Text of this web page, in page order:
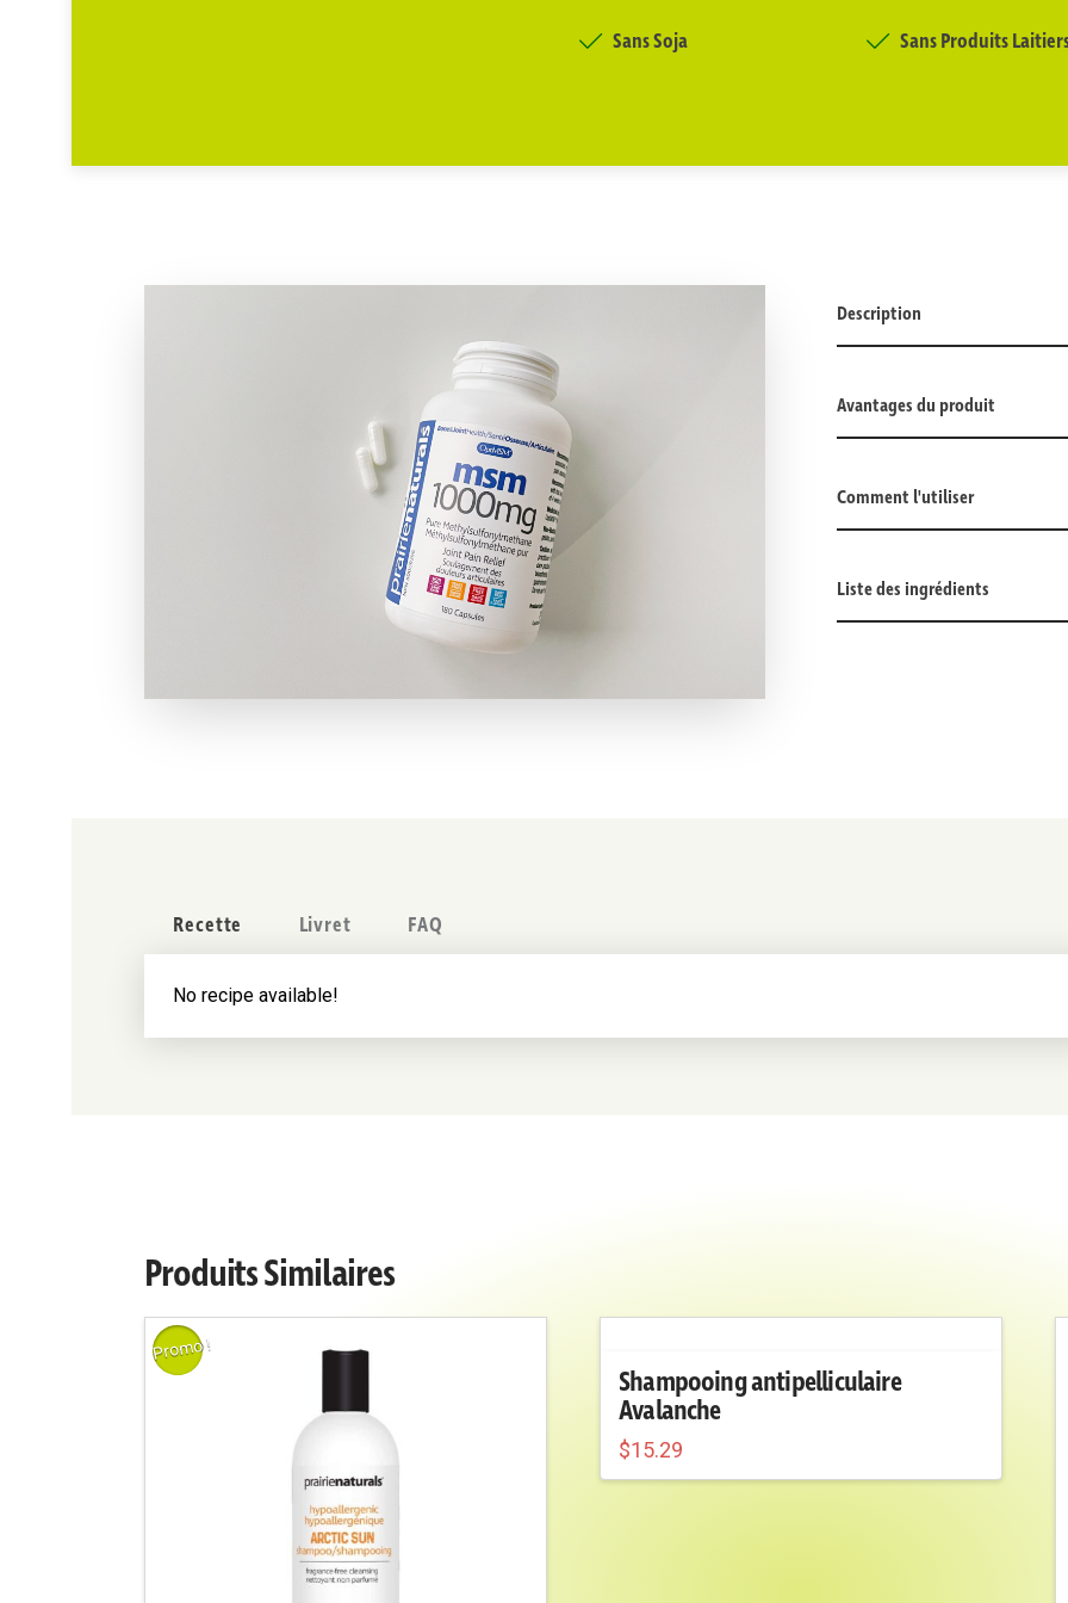
Sans Soja Sans Produits
Description
Avantages du produit
Comment l'utiliser
Liste des ingrédients
Recette Livret FAQ
No recipe available!
Produits Similaires
Promo !
Shampooing antipelliculaire
Avalanche
$15.29
Ce